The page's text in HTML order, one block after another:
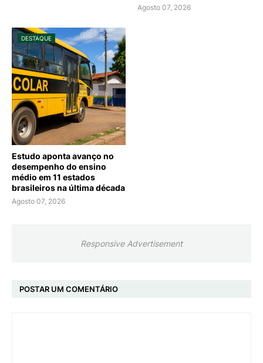
Agosto 07, 2026
DESTAQUE
Estudo aponta avanço no
desempenho do ensino
médio em 11 estados
brasileiros na última década
Agosto 07, 2026
Responsive Advertisement
POSTAR UM COMENTÁRIO